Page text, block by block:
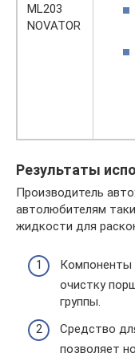
ML203
NOVATOR
Результаты
Производитель
автолюбителям
жидкости для
Компоненты
очистку
группы.
Средство
позволяет